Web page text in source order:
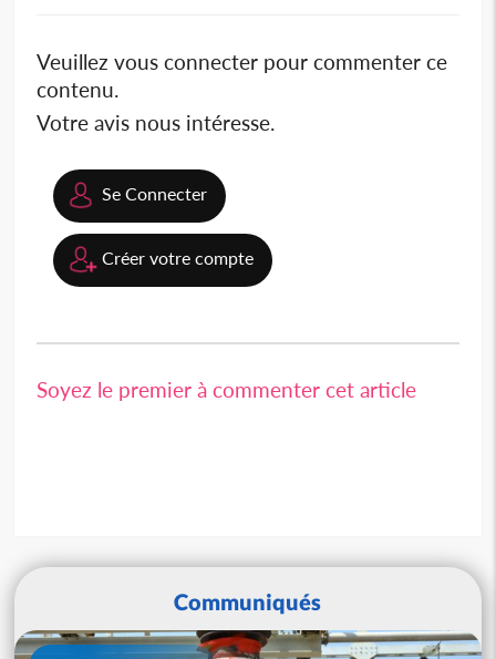
Veuillez vous connecter pour commenter ce
contenu.
Votre avis nous intéresse.
Se Connecter
Créer votre compte
Soyez le premier à commenter cet article
Communiqués